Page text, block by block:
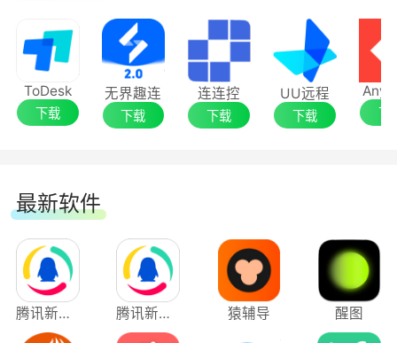
拽，实现多屏显示和控制。
(6)支持大路数NVR，支持后端硬盘录像机Smart
2.0功能。
(8)支持H.265、Smart 264预览回放。
常见问题
为什么海康威视iVMS-4200设备没有录像，回放
搜索不到文件
ToDesk
下载
无界趣连
下载
连连控
下载
UU远程
下载 下
最新软件
腾讯新闻应用电脑版 腾讯新闻电脑版 猿辅导 醒图